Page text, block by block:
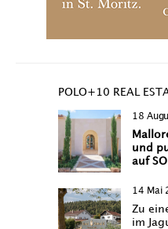
POLO+10 REAL
18
und
auf
14 Mai
Zu
im